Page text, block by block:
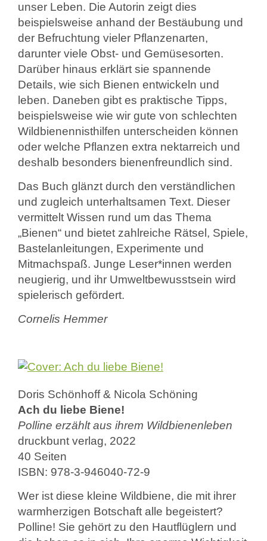
unser Leben. Die Autorin zeigt dies
beispielsweise anhand der Bestäubung und
der Befruchtung vieler Pflanzenarten,
darunter viele Obst- und Gemüsesorten.
Darüber hinaus erklärt sie spannende
Details, wie sich Bienen entwickeln und
leben. Daneben gibt es praktische Tipps,
beispielsweise wie wir gute von schlechten
Wildbienennisthilfen unterscheiden können
oder welche Pflanzen extra nektarreich und
deshalb besonders bienenfreundlich sind.
Das Buch glänzt durch den verständlichen
und zugleich unterhaltsamen Text. Dieser
vermittelt Wissen rund um das Thema
„Bienen“ und bietet zahlreiche Rätsel, Spiele,
Bastelanleitungen, Experimente und
Mitmachspaß. Junge Leser*innen werden
neugierig, und ihr Umweltbewusstsein wird
spielerisch gefördert.
Cornelis Hemmer
Doris Schönhoff & Nicola Schöning
Ach du liebe Biene!
Polline erzählt aus ihrem Wildbienenleben
druckbunt verlag, 2022
40 Seiten
ISBN: 978-3-946040-72-9
Wer ist diese kleine Wildbiene, die mit ihrer
warmherzigen Botschaft alle begeistert?
Polline! Sie gehört zu den Hautflüglern und